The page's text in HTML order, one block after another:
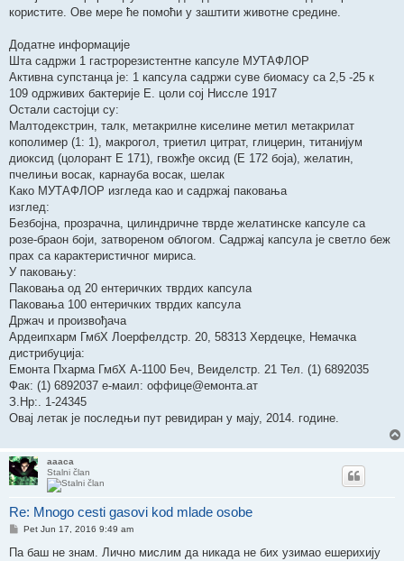
користите. Ове мере ће помоћи у заштити животне средине.
Додатне информације
Шта садржи 1 гастрорезистентне капсуле МУТАФЛОР
Активна супстанца је: 1 капсула садржи суве биомасу са 2,5 -25 к
109 одрживих бактерије Е. цоли сој Ниссле 1917
Остали састојци су:
Малтодекстрин, талк, метакрилне киселине метил метакрилат
кополимер (1: 1), макрогол, триетил цитрат, глицерин, титанијум
диоксид (цолорант Е 171), гвожђе оксид (Е 172 боја), желатин,
пчелињи восак, карнауба восак, шелак
Како МУТАФЛОР изгледа као и садржај паковања
изглед:
Безбојна, прозрачна, цилиндричне тврде желатинске капсуле са
розе-браон боји, затвореном облогом. Садржај капсула је светло беж
прах са карактеристичног мириса.
У паковању:
Паковања од 20 ентеричких тврдих капсула
Паковања 100 ентеричких тврдих капсула
Држач и произвођача
Ардеипхарм ГмбХ Лоерфелдстр. 20, 58313 Хердецке, Немачка
дистрибуција:
Емонта Пхарма ГмбХ А-1100 Беч, Веиделстр. 21 Тел. (1) 6892035
Фак: (1) 6892037 е-маил: оффице@емонта.ат
З.Нр:. 1-24345
Овај летак је последњи пут ревидиран у мају, 2014. године.
aaaca
Stalni član
Re: Mnogo cesti gasovi kod mlade osobe
Post
Pet Jun 17, 2016 9:49 am
Па баш не знам. Лично мислим да никада не бих узимао ешерихију